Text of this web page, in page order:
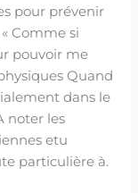
pour prévenir
Comme si
pouvoir me
Quand
dans le
noter les
etu
particulière à.